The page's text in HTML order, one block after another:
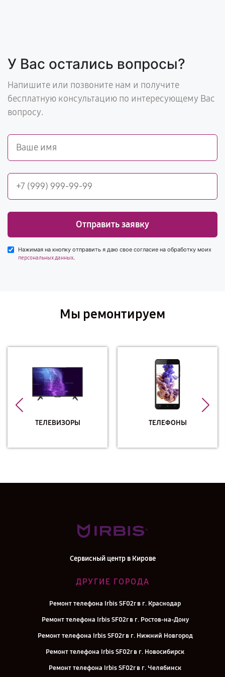
У Вас остались вопросы?
Напишите или позвоните нам и получите
бесплатную консультацию по интересующему Вас
вопросу.
Отправить заявку
Нажимая на кнопку отправить я даю свое согласие на обработку моих
персональных данных.
Мы ремонтируем
ТЕЛЕВИЗОРЫ ТЕЛЕФОНЫ
Сервисный центр в Кирове
ДРУГИЕ ГОРОДА
Ремонт телефона Irbis SF02r в г. Краснодар
Ремонт телефона Irbis SF02r в г. Ростов-на-Дону
Ремонт телефона Irbis SF02r в г. Нижний Новгород
Ремонт телефона Irbis SF02r в г. Новосибирск
Ремонт телефона Irbis SF02r в г. Челябинск